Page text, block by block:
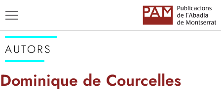
AUTORS
Dominique de Courcelles